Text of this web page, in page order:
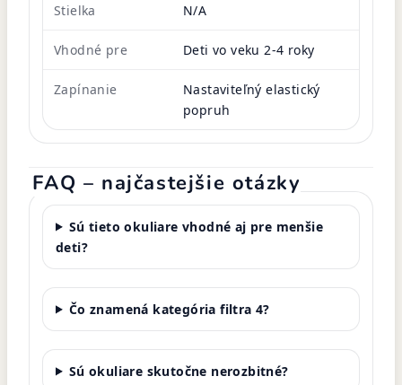
Stielka N/A
Vhodné pre Deti vo veku 2-4 roky
Zapínanie
Nastaviteľný elastický
popruh
FAQ – najčastejšie otázky
Sú tieto okuliare vhodné aj pre menšie
deti?
Čo znamená kategória filtra 4?
Sú okuliare skutočne nerozbitné?